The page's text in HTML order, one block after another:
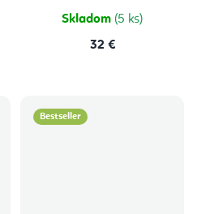
Skladom (5 ks)
32 €
Bestseller